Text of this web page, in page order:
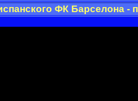
ФК Барселона -